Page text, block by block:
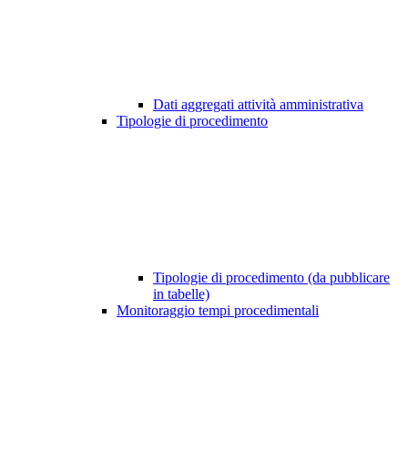
Dati aggregati attività amministrativa
Tipologie di procedimento
Tipologie di procedimento (da pubblicare
in tabelle)
Monitoraggio tempi procedimentali